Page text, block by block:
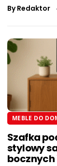
ByRedaktor
MEBLE DO
Szafka
stylowy
bocznych